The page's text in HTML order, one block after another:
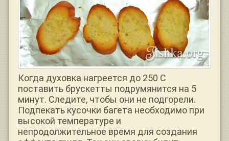
Когда духовка нагреется до 250 С
поставить брускетты подрумянится на 5
минут. Следите, чтобы они не подгорели.
Подпекать кусочки багета необходимо при
высокой температуре и
непродолжительное время для создания